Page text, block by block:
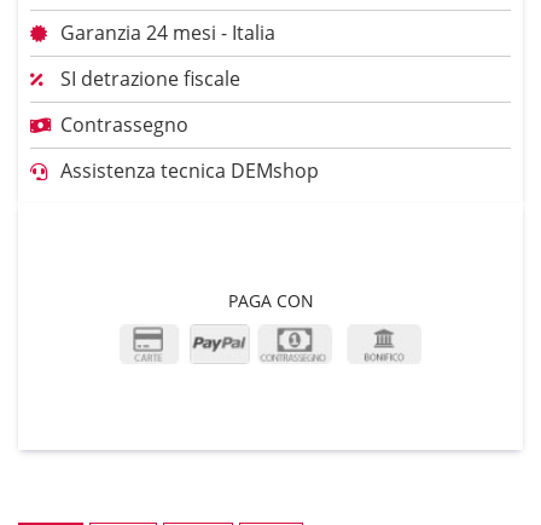
Garanzia 24 mesi - Italia
SI detrazione fiscale
Contrassegno
Assistenza tecnica DEMshop
PAGA CON